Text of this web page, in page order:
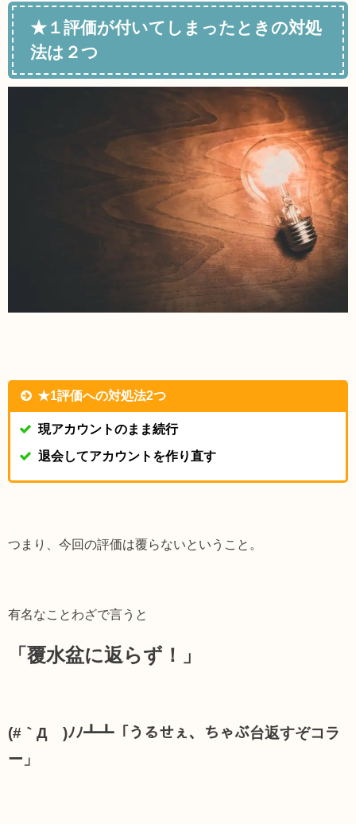
★１評価が付いてしまったときの対処
法は２つ
★1評価への対処法2つ
現アカウントのまま続行
退会してアカウントを作り直す
つまり、今回の評価は覆らないということ。
有名なことわざで言うと
「覆水盆に返らず！」
(#｀Д´)ﾉﾉ┻┻「うるせぇ、ちゃぶ台返すぞコラ
ー」